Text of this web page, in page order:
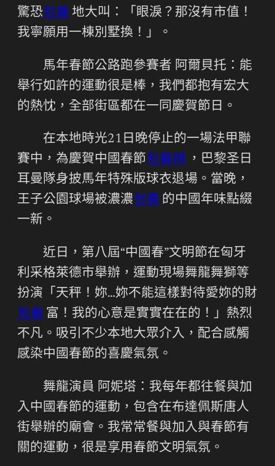
驚恐包養 地大叫：「眼淚？那沒有市值！
我寧願用一棟別墅換！」。
馬年春節公路跑參賽者 阿爾貝托：能
舉行如許的運動很是棒，我們都抱有宏大
的熱忱，全部街區都在一同慶賀節日。
在本地時光21日晚停止的一場法甲聯
賽中，為慶賀中國春節包養網 ，巴黎圣日
耳曼隊身披馬年特殊版球衣退場。當晚，
王子公園球場被濃濃包養 的中國年味點綴
一新。
近日，第八屆“中國春”文明節在匈牙
利采格萊德市舉辦，運動現場舞龍舞獅等
扮演「天秤！妳…妳不能這樣對待愛妳的財
包養 富！我的心意是實實在在的！」熱烈
不凡。吸引不少本地大眾介入，配合感觸
感染中國春節的喜慶氣氛。
舞龍演員 阿妮塔：我每年都往餐與加
入中國春節的運動，包含在布達佩斯唐人
街舉辦的廟會。我常常餐與加入與春節有
關的運動，很是享用春節文明氣氛。